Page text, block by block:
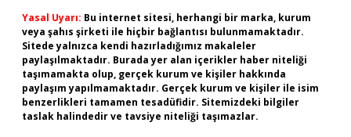
Yasal Uyarı: Bu internet sitesi, herhangi bir marka, kurum
veya şahıs şirketi ile hiçbir bağlantısı bulunmamaktadır.
Sitede yalnızca kendi hazırladığımız makaleler
paylaşılmaktadır. Burada yer alan içerikler haber niteliği
taşımamakta olup, gerçek kurum ve kişiler hakkında
paylaşım yapılmamaktadır. Gerçek kurum ve kişiler ile isim
benzerlikleri tamamen tesadüfidir. Sitemizdeki bilgiler
taslak halindedir ve tavsiye niteliği taşımazlar.